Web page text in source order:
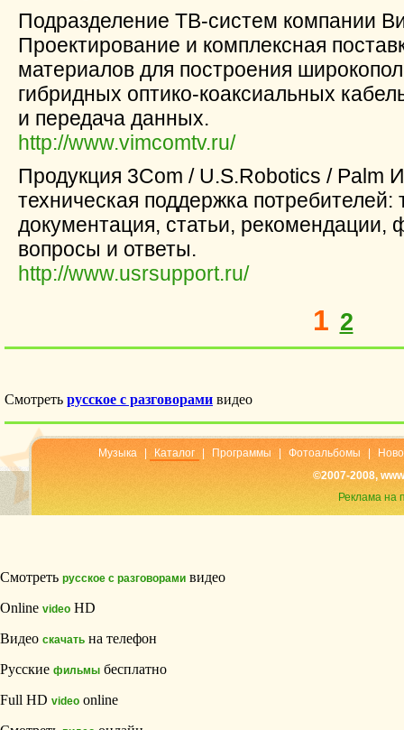
Подразделение ТВ-систем компании
Проектирование и комплексная
материалов для построения
гибридных оптико-коаксиальных
и передача данных.
http://www.vimcomtv.ru/
Продукция 3Com / U.S.Robotics / Palm
техническая поддержка
документация, статьи, рекомендации,
вопросы и ответы.
http://www.usrsupport.ru/
1 2
Музыка Каталог Программы Фотоальбомы
©2007-2008,
Реклама на
Смотреть русское с разговорами видео
Online video HD
Видео скачать на телефон
Русские фильмы бесплатно
Full HD video online